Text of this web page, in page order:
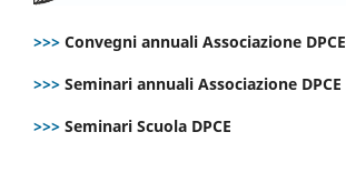
>>> Convegni annuali Associazione DPCE
>>> Seminari annuali Associazione DPCE
>>> Seminari Scuola DPCE